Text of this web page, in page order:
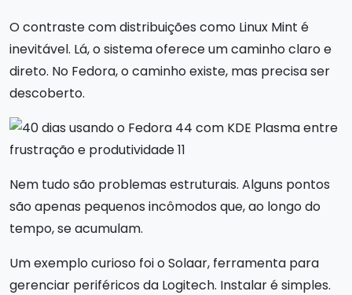
O contraste com distribuições como Linux Mint é
inevitável. Lá, o sistema oferece um caminho claro e
direto. No Fedora, o caminho existe, mas precisa ser
descoberto.
Nem tudo são problemas estruturais. Alguns pontos
são apenas pequenos incômodos que, ao longo do
tempo, se acumulam.
Um exemplo curioso foi o Solaar, ferramenta para
gerenciar periféricos da Logitech. Instalar é simples.